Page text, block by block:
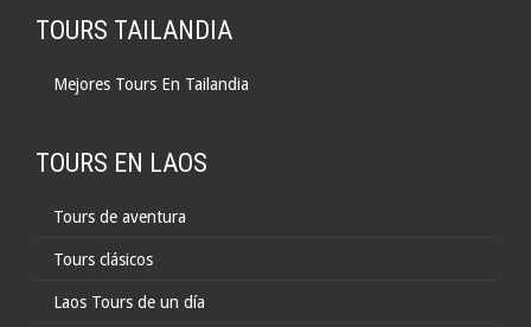
TOURS TAILANDIA
Mejores Tours En Tailandia
TOURS EN LAOS
Tours de aventura
Tours clásicos
Laos Tours de un día